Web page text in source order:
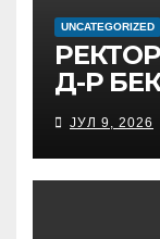
UNCATEGORIZED
Д-Р
ОДРЖА
СО
ЈУЛ 9, 2026